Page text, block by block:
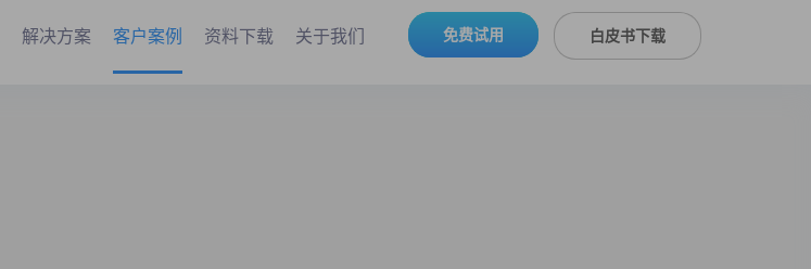
免费试用 白皮书下载
解决方案 客户案例 资料下载 关于我们